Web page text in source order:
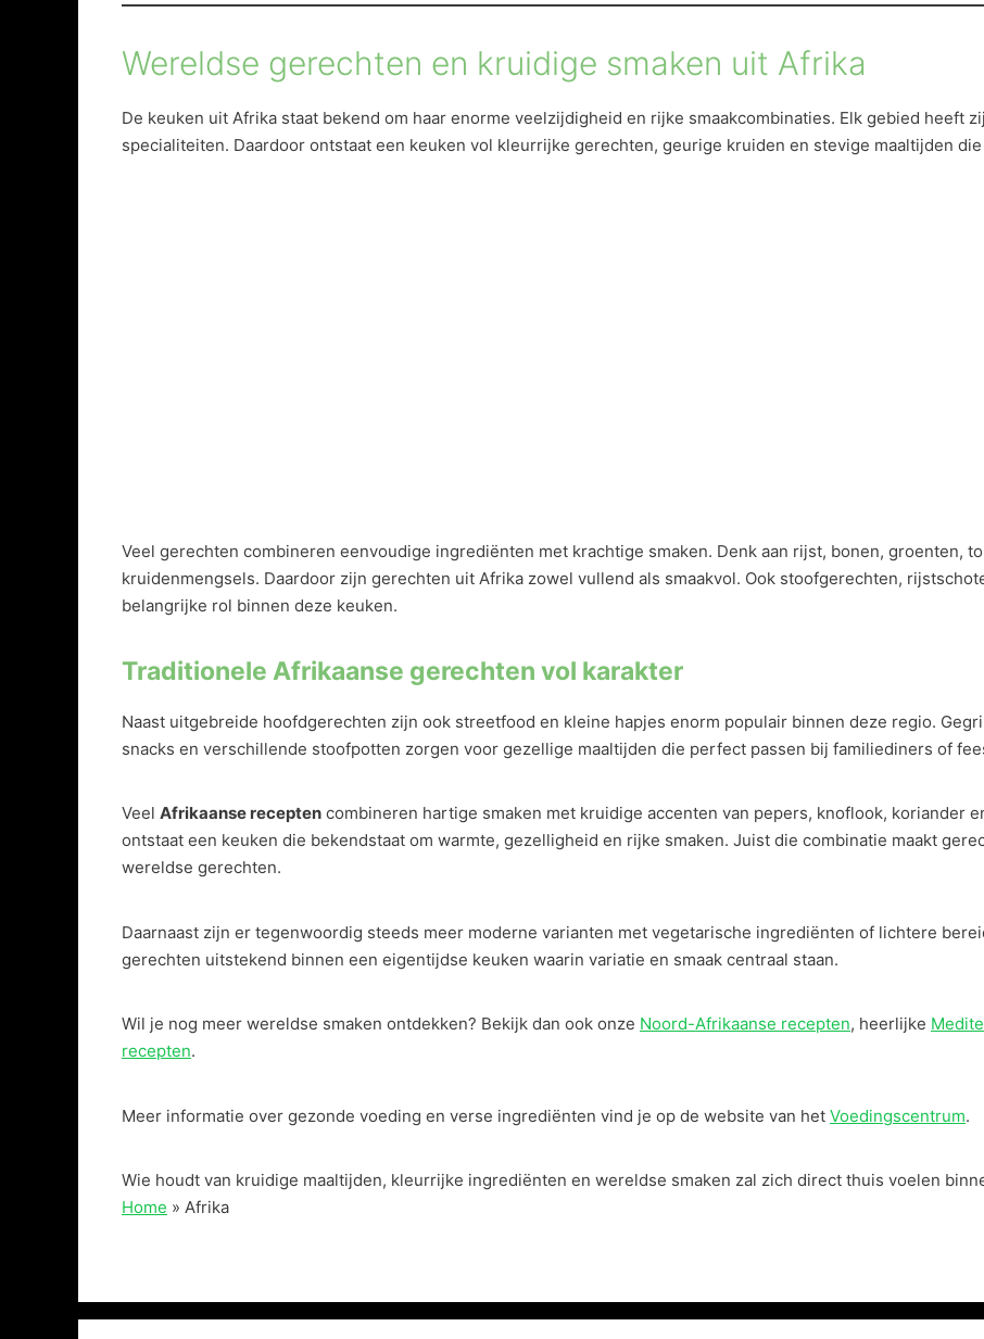
Wereldse gerechten en kruidige smaken uit Afrika
De keuken uit Afrika staat bekend om haar enorme veelzijdigheid en rijke smaakcombinaties. Elk gebied heeft
specialiteiten. Daardoor ontstaat een keuken vol kleurrijke gerechten, geurige kruiden en stevige maaltijden
Veel gerechten combineren eenvoudige ingrediënten met krachtige smaken. Denk aan rijst, bonen, groenten,
kruidenmengsels. Daardoor zijn gerechten uit Afrika zowel vullend als smaakvol. Ook stoofgerechten,
belangrijke rol binnen deze keuken.
Traditionele Afrikaanse gerechten vol karakter
Naast uitgebreide hoofdgerechten zijn ook streetfood en kleine hapjes enorm populair binnen deze regio.
snacks en verschillende stoofpotten zorgen voor gezellige maaltijden die perfect passen bij familiediners of
Veel Afrikaanse recepten combineren hartige smaken met kruidige accenten van pepers, knoflook, koriander
ontstaat een keuken die bekendstaat om warmte, gezelligheid en rijke smaken. Juist die combinatie maakt
wereldse gerechten.
Daarnaast zijn er tegenwoordig steeds meer moderne varianten met vegetarische ingrediënten of lichtere
gerechten uitstekend binnen een eigentijdse keuken waarin variatie en smaak centraal staan.
Wil je nog meer wereldse smaken ontdekken? Bekijk dan ook onze Noord-Afrikaanse recepten, heerlijke
recepten.
Meer informatie over gezonde voeding en verse ingrediënten vind je op de website van het Voedingscentrum.
Wie houdt van kruidige maaltijden, kleurrijke ingrediënten en wereldse smaken zal zich direct thuis voelen
Home » Afrika